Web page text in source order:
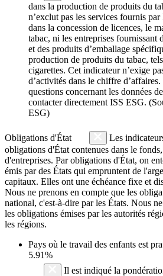
dans la production de produits du
n’exclut pas les services fournis
dans la concession de licences, le
tabac, ni les entreprises fournissant
et des produits d’emballage
production de produits du tabac,
cigarettes. Cet indicateur n’exige
d’activités dans le chiffre
questions concernant les données
contacter directement ISS ESG.
ESG)
Obligations d'État
Les
obligations d'État contenues dans le
d'entreprises. Par obligations d'État, on
émis par des États qui empruntent de
capitaux. Elles ont une échéance fixe et
Nous ne prenons en compte que les
national, c'est-à-dire par les États. Nous
les obligations émises par les autorités
les régions.
Pays où le travail des enfants est
5.91%
Il est indiqué la